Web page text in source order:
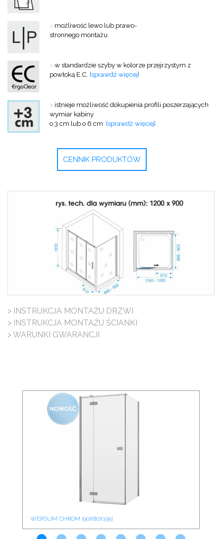
> możliwość lewo lub prawo-
stronnego montażu
>w standardzie szyby w kolorze przejrzystym z
powłoką E.C. [sprawdź więcej]
> istnieje możliwość dokupienia profili poszerzających
wymiar kabiny
o 3 cm lub o 6 cm [sprawdź więcej]
CENNIK PRODUKTÓW
> INSTRUKCJA MONTAŻU DRZWI
> INSTRUKCJA MONTAŻU ŚCIANKI
> WARUNKI GWARANCJI
WERSUM CHROM [90X80X195]